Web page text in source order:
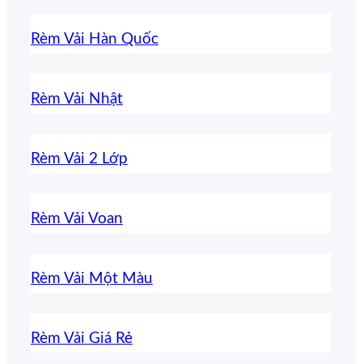
Rèm Vải Hàn Quốc
Rèm Vải Nhật
Rèm Vải 2 Lớp
Rèm Vải Voan
Rèm Vải Một Màu
Rèm Vải Giá Rẻ